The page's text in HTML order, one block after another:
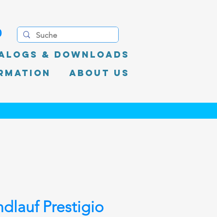
& Downloads
About Us
Prestigio